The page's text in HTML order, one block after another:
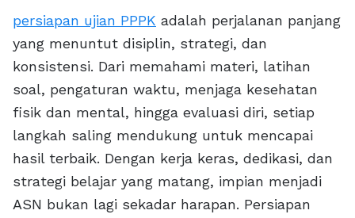
persiapan ujian PPPK adalah perjalanan panjang
yang menuntut disiplin, strategi, dan
konsistensi. Dari memahami materi, latihan
soal, pengaturan waktu, menjaga kesehatan
fisik dan mental, hingga evaluasi diri, setiap
langkah saling mendukung untuk mencapai
hasil terbaik. Dengan kerja keras, dedikasi, dan
strategi belajar yang matang, impian menjadi
ASN bukan lagi sekadar harapan. Persiapan